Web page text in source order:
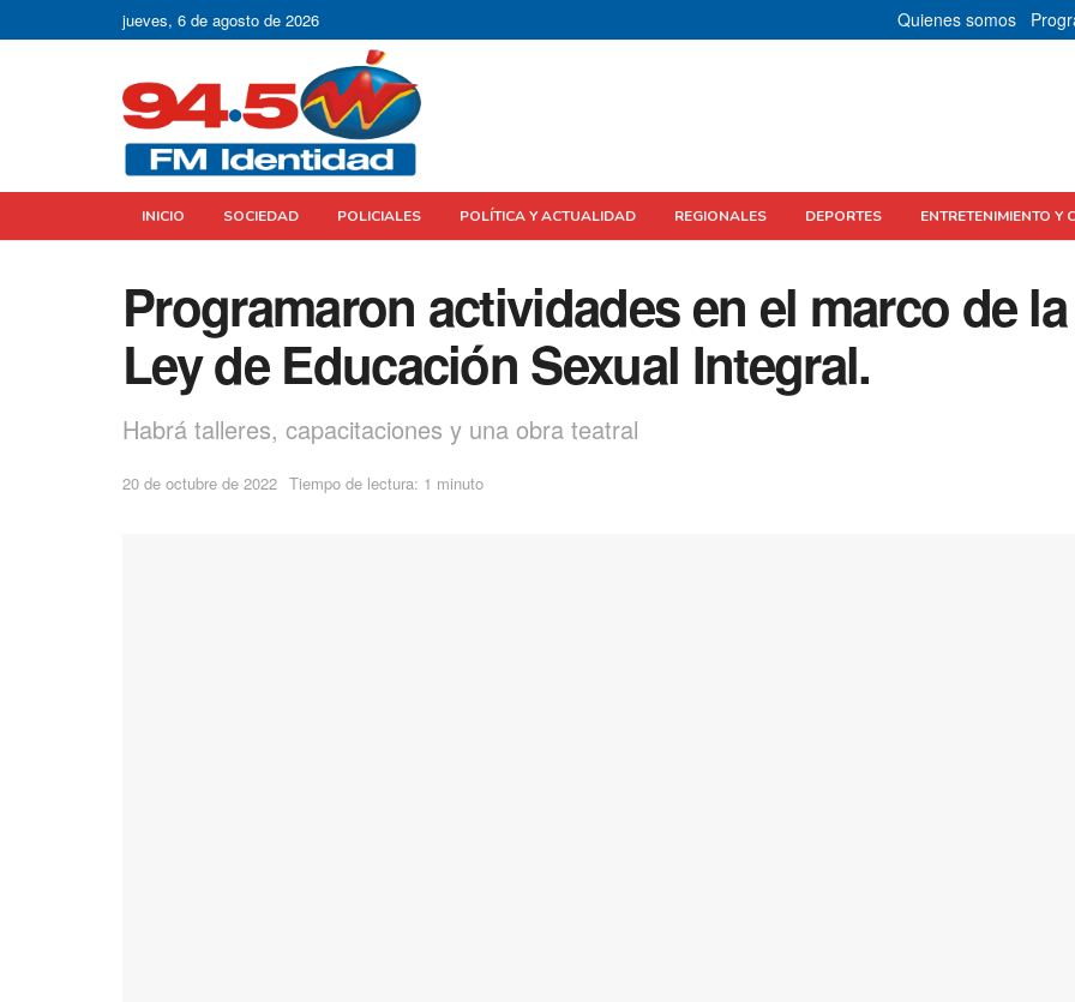
jueves, 6 de agosto de 2026 Quienes somos
INICIO SOCIEDAD POLICIALES POLÍTICA Y ACTUALIDAD REGIONALES DEPORTES ENTRETENIMIENTO Y
Programaron actividades en el marco de la
Ley de Educación Sexual Integral.
Habrá talleres, capacitaciones y una obra teatral
20 de octubre de 2022 Tiempo de lectura: 1 minuto